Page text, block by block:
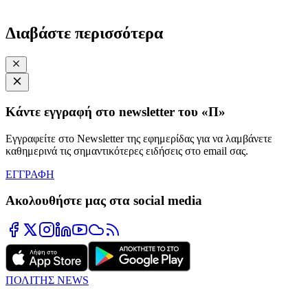
Διαβάστε περισσότερα
Κάντε εγγραφή στο newsletter του «Π»
Εγγραφείτε στο Newsletter της εφημερίδας για να λαμβάνετε
καθημερινά τις σημαντικότερες ειδήσεις στο email σας.
ΕΓΓΡΑΦΗ
Ακολουθήστε μας στα social media
ΠΟΛΙΤΗΣ NEWS